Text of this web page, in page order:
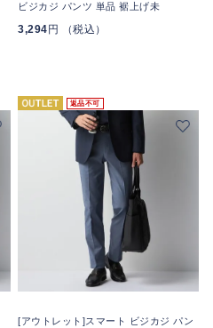
ビジカジ パンツ 単品 裾上げ未
3,294 円 （税込）
返品不可
[アウトレット]スマート ビジカジ パン